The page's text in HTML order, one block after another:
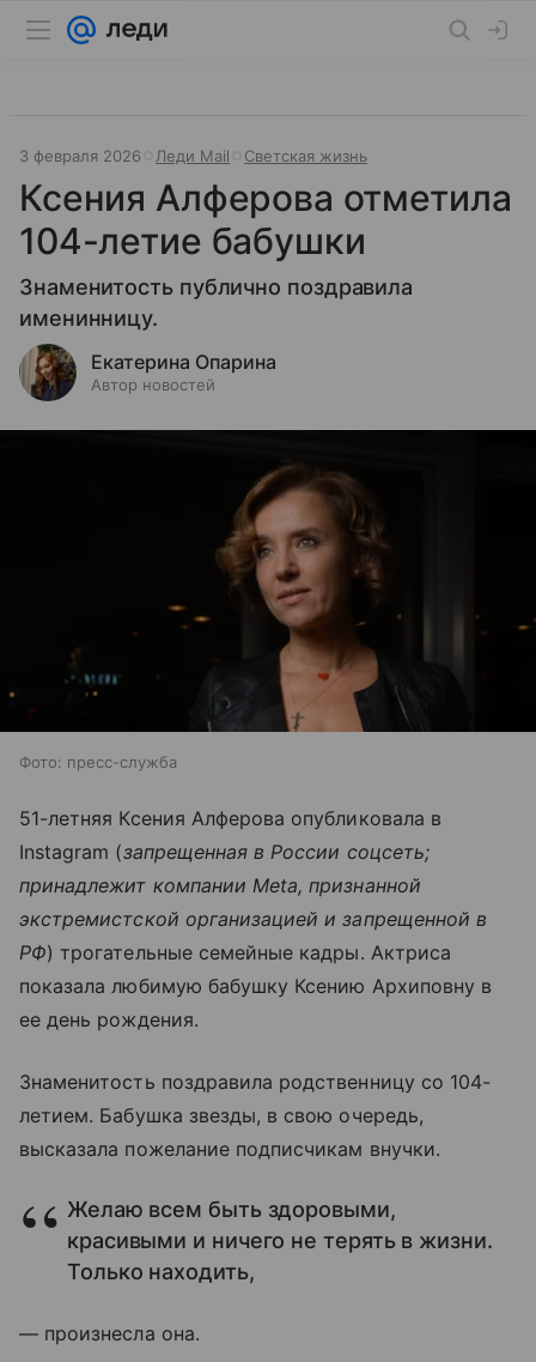
3 февраля 2026 Леди Mail Светская жизнь
Ксения Алферова отметила
104-летие бабушки
Знаменитость публично поздравила
именинницу.
Екатерина Опарина
Автор новостей
Фото: пресс-служба
51-летняя Ксения Алферова опубликовала в
Instagram (запрещенная в России соцсеть;
принадлежит компании Meta, признанной
экстремистской организацией и запрещенной в
РФ) трогательные семейные кадры. Актриса
показала любимую бабушку Ксению Архиповну в
ее день рождения.
Знаменитость поздравила родственницу со 104-
летием. Бабушка звезды, в свою очередь,
высказала пожелание подписчикам внучки.
Желаю всем быть здоровыми,
красивыми и ничего не терять в жизни.
Только находить,
— произнесла она.